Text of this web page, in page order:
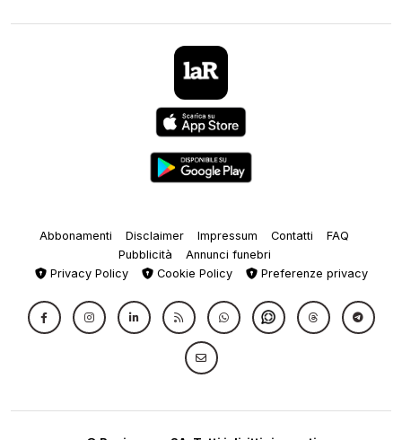
Abbonamenti Disclaimer Impressum Contatti
FAQ
Pubblicità
Annunci funebri
Privacy Policy
Cookie Policy Preferenze privacy